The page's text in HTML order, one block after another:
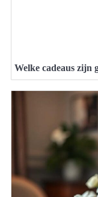
Welke cadeaus zijn